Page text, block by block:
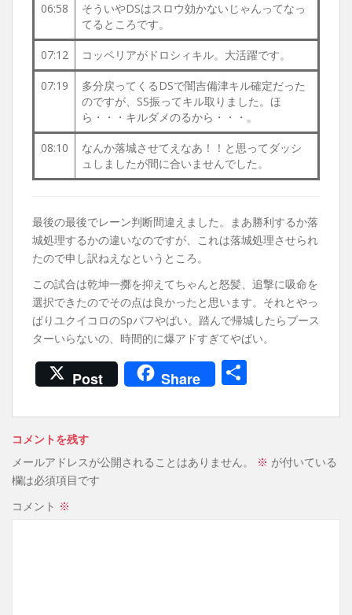
06:58
そういやDSはスロウ効かないじゃんってなっ
てるところです。
07:12 コッペリアがドロシィキル。大活躍です。
07:19
多分戻ってくるDSで闇吉備津キル確定だった
のですが、SS振ってキル取りました。ほ
ら・・・キルダメのるから・・・。
08:10
なんか落城させてえなあ！！と思ってダッシ
ュしましたが間に合いませんでした。
最後の最後でレーン判断間違えました。まあ勝利するか落
城処理するかの違いなのですが、これは落城処理させられ
たので申し訳ねえなというところ。
この試合は乾坤一擲を抑えてちゃんと怒髪、追撃に吸命を
選択できたのでその点は良かったと思います。それとやっ
ぱりユクイコロのSpバフやばい。踏んで帰城したらブース
ターいらないの、時間的に爆アドすぎてやばい。
Post Share
コメントを残す
メールアドレスが公開されることはありません。
※ が付いている
欄は必須項目です
コメント ※